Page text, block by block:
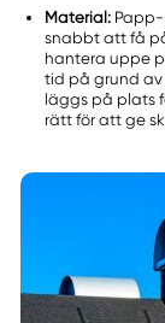
Material:
snabbt att få
hantera uppe
tid på grund av
läggs på plats
rätt för att ge